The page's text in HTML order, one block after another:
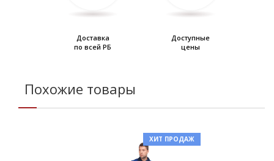
Доставка
по всей РБ
Доступные
цены
Похожие товары
ХИТ ПРОДАЖ